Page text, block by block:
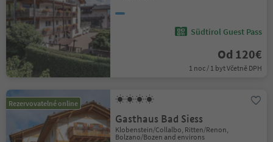
Südtirol Guest Pass
Od 120€
1 noc / 1 byt Včetně DPH
Rezervovatelné online
Gasthaus Bad Siess
Klobenstein/Collalbo, Ritten/Renon,
Bolzano/Bozen and environs